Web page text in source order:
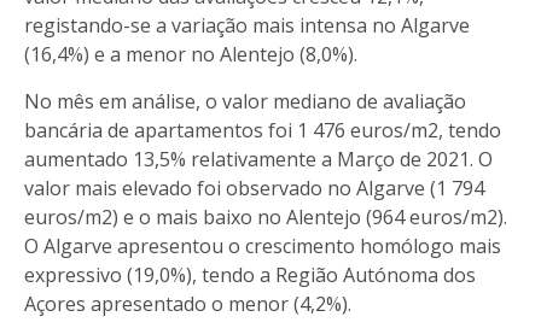
registando-se a variação mais intensa no Algarve
(16,4%) e a menor no Alentejo (8,0%).
No mês em análise, o valor mediano de avaliação
bancária de apartamentos foi 1 476 euros/m2, tendo
aumentado 13,5% relativamente a Março de 2021. O
valor mais elevado foi observado no Algarve (1 794
euros/m2) e o mais baixo no Alentejo (964 euros/m2).
O Algarve apresentou o crescimento homólogo mais
expressivo (19,0%), tendo a Região Autónoma dos
Açores apresentado o menor (4,2%).